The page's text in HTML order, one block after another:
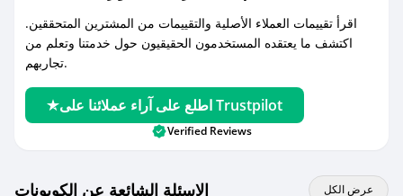
اقرأ تقييمات العملاء الأصلية والتقييمات من المشترين المتحققين.
اكتشف ما يعتقده المستخدمون الحقيقيون حول خدمتنا وتعلم من
تجاربهم.
اطلع على آراء عملائنا على Trustpilot
Verified Reviews
الاسئلة الشائعة عن الكوبونات عرض الكل